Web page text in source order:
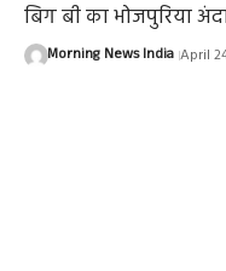
बिग बी का भोजपुरिया
Morning News India April